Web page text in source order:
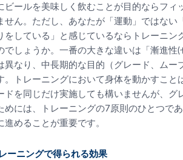
ビールを美味しく飲むことが目的ならフ
せん。ただし、あなたが「運動」ではな
をしている」と感じているならトレーニ
でしょうか。一番の大きな違いは「漸進
異なり、中長期的な目的（グレード、ム
。トレーニングにおいて身体を動かすこ
ドを同じだけ実施しても構いませんが、
めには、トレーニングの7原則のひとつで
進めることが重要です。
トレーニングで得られる効果